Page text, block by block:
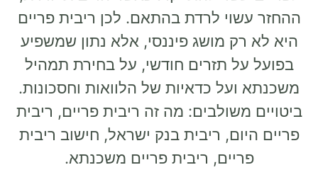
לרדת בהתאם. לכן ריבית פריים
מושג פיננסי, אלא נתון שמשפיע
תזרים חודשי, על בחירת תמהיל
כדאיות של הלוואות וחסכונות.
מה זה ריבית פריים, ריבית
ריבית בנק ישראל, חישוב ריבית
ריבית פריים משכנתא.